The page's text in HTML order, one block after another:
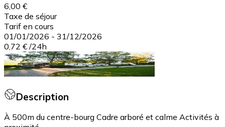
6,00 €
Taxe de séjour
Tarif en cours
01/01/2026 - 31/12/2026
0,72 € /24h
Description
À 500m du centre-bourg Cadre arboré et calme Activités à